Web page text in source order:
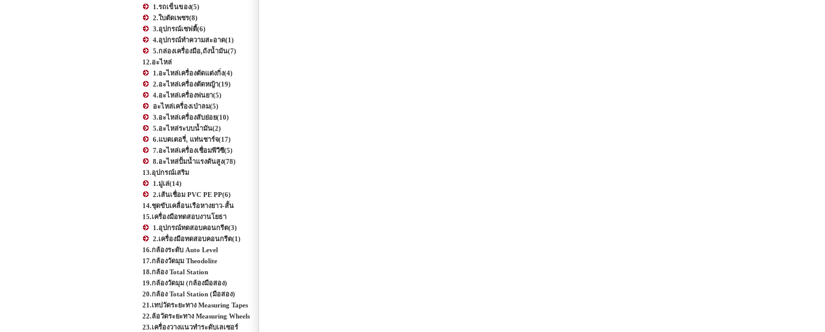
1.รถเข็นของ(5)
2.ใบตัดเพชร(8)
3.อุปกรณ์เซฟตี้(6)
4.อุปกรณ์ทำความสะอาด(1)
5.กล่องเครื่องมือ,ถังน้ำมัน(7)
12.อะไหล่
1.อะไหล่เครื่องตัดแต่งกิ่ง(4)
2.อะไหล่เครื่องตัดหญ้า(19)
4.อะไหล่เครื่องพ่นยา(5)
อะไหล่เครื่องเป่าลม(5)
3.อะไหล่เครื่องสับย่อย(10)
5.อะไหล่ระบบน้ำมัน(2)
6.แบตเตอรี่, แท่นชาร์จ(17)
7.อะไหล่เครื่องเชื่อมพีวีซี(5)
8.อะไหล่ปั้มน้ำแรงดันสูง(78)
13.อุปกรณ์เสริม
1.มู่เล่(14)
2.เส้นเชื่อม PVC PE PP(6)
14.ชุดขับเคลื่อนเรือหางยาว-สั้น
15.เครื่องมือทดสอบงานโยธา
1.อุปกรณ์ทดสอบคอนกรีต(3)
2.เครื่องมือทดสอบคอนกรีต(1)
16.กล้องระดับ Auto Level
17.กล้องวัดมุม Theodolite
18.กล้อง Total Station
19.กล้องวัดมุม (กล้องมือสอง)
20.กล้อง Total Station (มือสอง)
21.เทปวัดระยะทาง Measuring Tapes
22.ล้อวัดระยะทาง Measuring Wheels
23.เครื่องวางแนวทำระดับเลเซอร์